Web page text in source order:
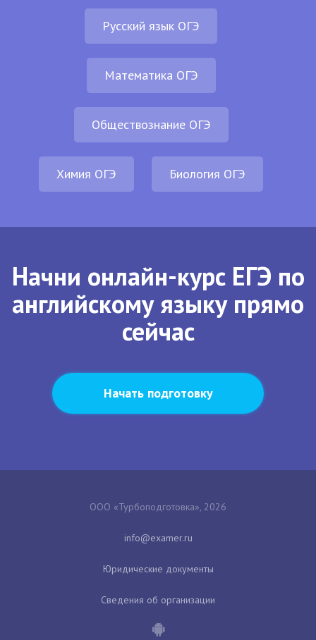
Русский язык ОГЭ
Математика ОГЭ
Обществознание ОГЭ
Химия ОГЭ Биология ОГЭ
Начни онлайн-курс ЕГЭ по
английскому языку прямо
сейчас
Начать подготовку
ООО «Турбоподготовка», 2026
Юридические документы
Сведения об организации